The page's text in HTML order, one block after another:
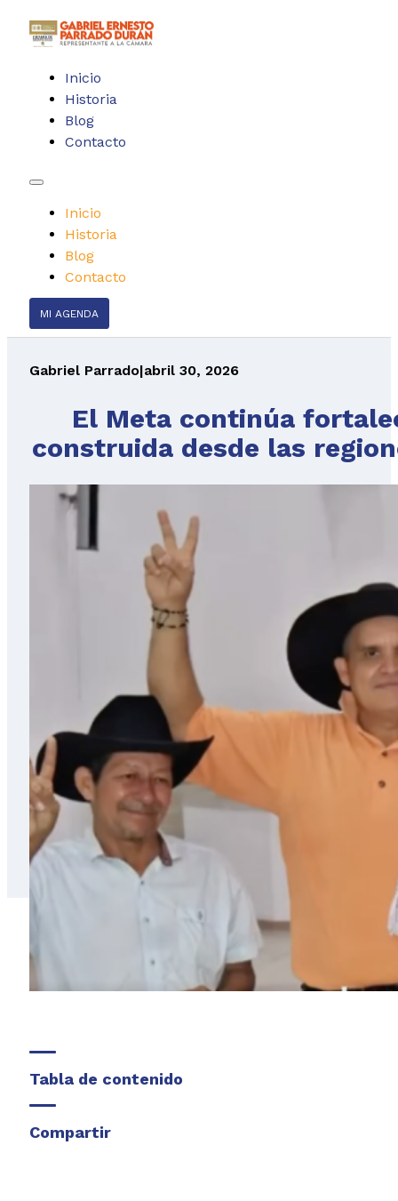
Inicio
Historia
Blog
Contacto
Inicio
Historia
Blog
Contacto
MI AGENDA
Gabriel Parrado|abril 30, 2026
El Meta continúa
construida desde las
Tabla de contenido
Compartir